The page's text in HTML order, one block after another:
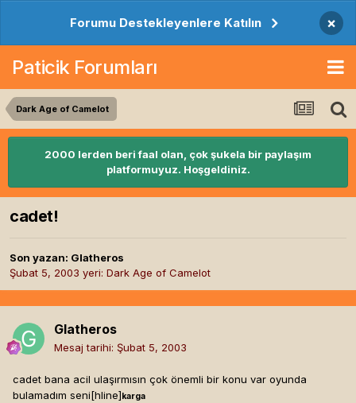
Forumu Destekleyenlere Katılın ×
Paticik Forumları
Dark Age of Camelot
2000 lerden beri faal olan, çok şukela bir paylaşım
platformuyuz. Hoşgeldiniz.
cadet!
Son yazan: Glatheros
Şubat 5, 2003 yeri: Dark Age of Camelot
Glatheros
Mesaj tarihi: Şubat 5, 2003
cadet bana acil ulaşırmısın çok önemli bir konu var oyunda
bulamadım seni[hline] karga